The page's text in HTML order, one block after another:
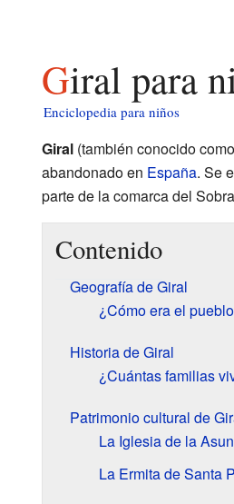
Giral para
Enciclopedia para niños
Giral(también conocido como
abandonado en España. Se
parte de la comarca del
Contenido
Geografía de Giral
¿Cómo era el
Historia de Giral
¿Cuántas familias
Patrimonio cultural de
La Iglesia de la
La Ermita de Santa